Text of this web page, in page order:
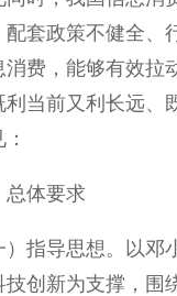
配套政策不健全、
消费，能够有效拉
利当前又利长远、
总体要求
）指导思想。以
技创新为支撑，围